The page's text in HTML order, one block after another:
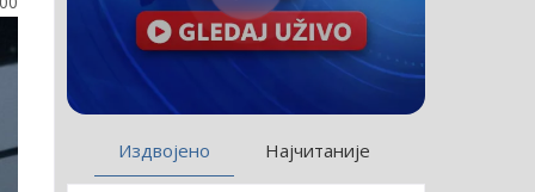
Издвојено Најчитаније